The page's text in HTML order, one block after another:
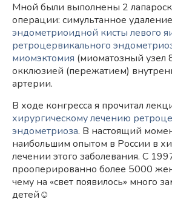
Мной были выполнены 2
операции: симультанное удаление
эндометриоидной кисты левого
ретроцервикального
миомэктомия (миоматозный узел
окклюзией (пережатием)
артерии. ⠀
В ходе конгресса я прочитал
хирургическому лечению
эндометриоза. В настоящий
наибольшим опытом в России в
лечении этого заболевания. С
прооперированно более 5000
чему на «свет появилось» много
детей☺️ ⠀